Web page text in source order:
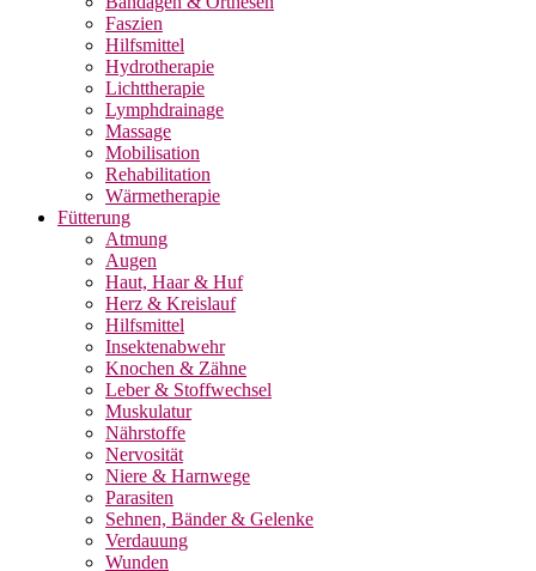
Faszien
Hilfsmittel
Hydrotherapie
Lichttherapie
Lymphdrainage
Massage
Mobilisation
Rehabilitation
Wärmetherapie
Fütterung
Atmung
Augen
Haut, Haar & Huf
Herz & Kreislauf
Hilfsmittel
Insektenabwehr
Knochen & Zähne
Leber & Stoffwechsel
Muskulatur
Nährstoffe
Nervosität
Niere & Harnwege
Parasiten
Sehnen, Bänder & Gelenke
Verdauung
Wunden